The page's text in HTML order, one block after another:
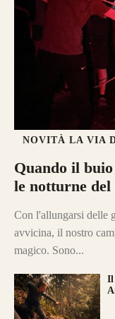
NOVITÀ LA VIA
Quando il
le notturne del
Con l'allungarsi delle
avvicina, il nostro
magico. Sono...
Il